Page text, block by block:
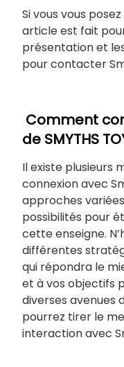
Si vous vous
article est fait
présentation et
pour contacter
Comment
de SMYTHS
Il existe plusieurs
connexion avec
approches
possibilités pour
cette enseigne.
différentes
qui répondra le
et à vos objectifs
diverses avenues
pourrez tirer le
interaction avec